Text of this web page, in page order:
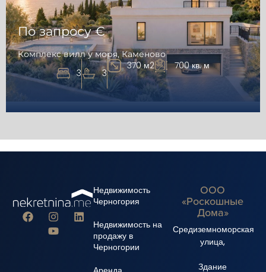
По запросу €
Комплекс вилл у моря, Каменово
3 3
370 м2 700 кв. м
Недвижимость
Черногория
Недвижимость на
продажу в
Черногории
ООО
«Роскошные
Дома»
Средиземноморская
улица,
Здание